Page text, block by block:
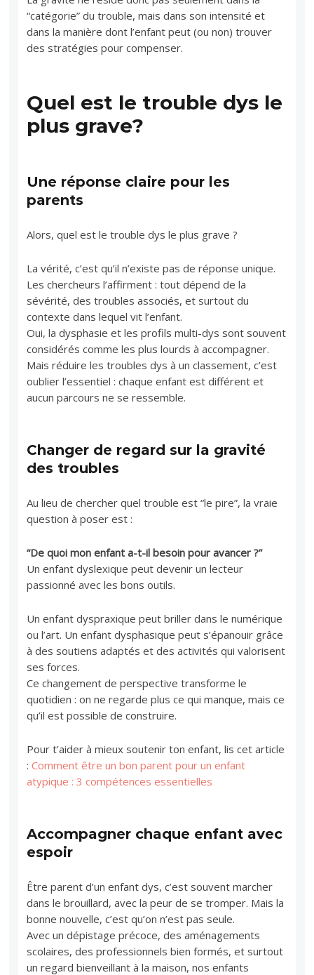
“catégorie” du trouble, mais dans son intensité et
dans la manière dont l’enfant peut (ou non) trouver
des stratégies pour compenser.
Quel est le trouble dys le
plus grave?
Une réponse claire pour les
parents
Alors, quel est le trouble dys le plus grave ?
La vérité, c’est qu’il n’existe pas de réponse unique.
Les chercheurs l’affirment : tout dépend de la
sévérité, des troubles associés, et surtout du
contexte dans lequel vit l’enfant.
Oui, la dysphasie et les profils multi-dys sont souvent
considérés comme les plus lourds à accompagner.
Mais réduire les troubles dys à un classement, c’est
oublier l’essentiel : chaque enfant est différent et
aucun parcours ne se ressemble.
Changer de regard sur la gravité
des troubles
Au lieu de chercher quel trouble est “le pire”, la vraie
question à poser est :
“De quoi mon enfant a-t-il besoin pour avancer ?”
Un enfant dyslexique peut devenir un lecteur
passionné avec les bons outils.
Un enfant dyspraxique peut briller dans le numérique
ou l’art. Un enfant dysphasique peut s’épanouir grâce
à des soutiens adaptés et des activités qui valorisent
ses forces.
Ce changement de perspective transforme le
quotidien : on ne regarde plus ce qui manque, mais ce
qu’il est possible de construire.
Pour t’aider à mieux soutenir ton enfant, lis cet article
:Comment être un bon parent pour un enfant
atypique : 3 compétences essentielles
Accompagner chaque enfant avec
espoir
Être parent d’un enfant dys, c’est souvent marcher
dans le brouillard, avec la peur de se tromper. Mais la
bonne nouvelle, c’est qu’on n’est pas seule.
Avec un dépistage précoce, des aménagements
scolaires, des professionnels bien formés, et surtout
un regard bienveillant à la maison, nos enfants